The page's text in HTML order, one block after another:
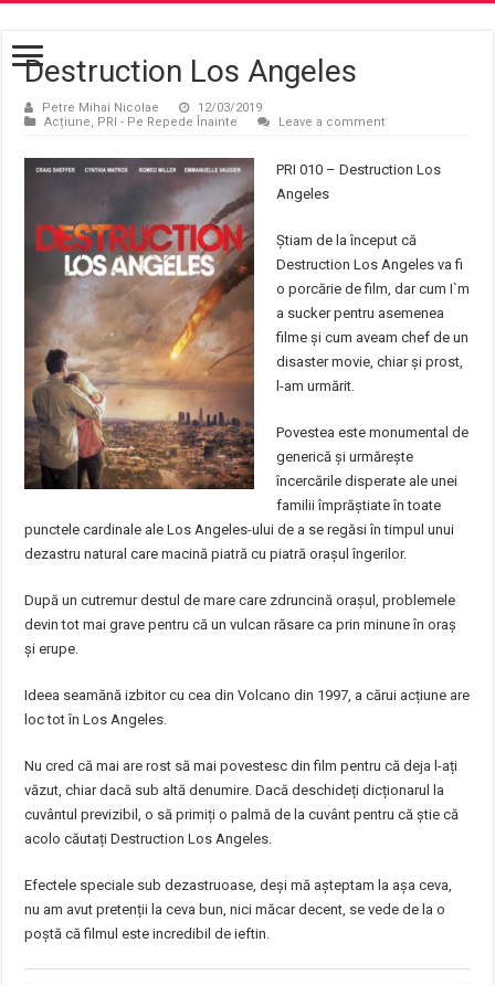
Destruction Los Angeles
Petre Mihai Nicolae
12/03/2019
Acțiune, PRI - Pe Repede Înainte Leave a comment
PRI 010 – Destruction Los
Angeles
Știam de la început că
Destruction Los Angeles va fi
o porcărie de film, dar cum I`m
a sucker pentru asemenea
filme și cum aveam chef de un
disaster movie, chiar și prost,
l-am urmărit.
Povestea este monumental de
generică și urmărește
încercările disperate ale unei
familii împrăștiate în toate
punctele cardinale ale Los Angeles-ului de a se regăsi în timpul unui
dezastru natural care macină piatră cu piatră orașul îngerilor.
După un cutremur destul de mare care zdruncină orașul, problemele
devin tot mai grave pentru că un vulcan răsare ca prin minune în oraș
și erupe.
Ideea seamănă izbitor cu cea din Volcano din 1997, a cărui acțiune are
loc tot în Los Angeles.
Nu cred că mai are rost să mai povestesc din film pentru că deja l-ați
văzut, chiar dacă sub altă denumire. Dacă deschideți dicționarul la
cuvântul previzibil, o să primiți o palmă de la cuvânt pentru că știe că
acolo căutați Destruction Los Angeles.
Efectele speciale sub dezastruoase, deși mă așteptam la așa ceva,
nu am avut pretenții la ceva bun, nici măcar decent, se vede de la o
poștă că filmul este incredibil de ieftin.